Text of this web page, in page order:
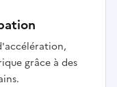
grâce à des